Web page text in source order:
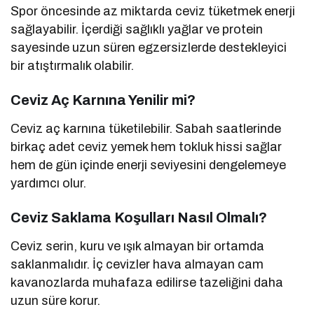
Spor öncesinde az miktarda ceviz tüketmek enerji
sağlayabilir. İçerdiği sağlıklı yağlar ve protein
sayesinde uzun süren egzersizlerde destekleyici
bir atıştırmalık olabilir.
Ceviz Aç Karnına Yenilir mi?
Ceviz aç karnına tüketilebilir. Sabah saatlerinde
birkaç adet ceviz yemek hem tokluk hissi sağlar
hem de gün içinde enerji seviyesini dengelemeye
yardımcı olur.
Ceviz Saklama Koşulları Nasıl Olmalı?
Ceviz serin, kuru ve ışık almayan bir ortamda
saklanmalıdır. İç cevizler hava almayan cam
kavanozlarda muhafaza edilirse tazeliğini daha
uzun süre korur.